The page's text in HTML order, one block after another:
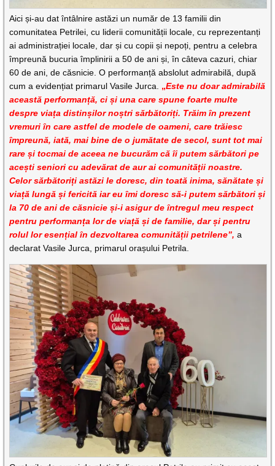
Aici și-au dat întâlnire astăzi un număr de 13 familii din
comunitatea Petrilei, cu liderii comunității locale, cu reprezentanți
ai administrației locale, dar și cu copii și nepoți, pentru a celebra
împreună bucuria împlinirii a 50 de ani și, în câteva cazuri, chiar
60 de ani, de căsnicie. O performanță abslolut admirabilă, după
cum a evidențiat primarul Vasile Jurca.
„Este nu doar admirabilă
această performanță, ci și una care spune foarte multe
despre viața distinșilor noștri sărbătoriți. Trăim în prezent
vremuri în care astfel de modele de oameni, care trăiesc
împreună, iată, mai bine de o jumătate de secol, sunt tot mai
rare și tocmai de aceea ne bucurăm că îi putem sărbători pe
acești seniori cu adevărat de aur ai comunității noastre.
Celor sărbătoriți astăzi le doresc, din toată inima, sănătate și
viață lungă și fericită iar eu îmi doresc să-i putem sărbători și
la 70 de ani de căsnicie și-i asigur de întregul meu respect
pentru performanța lor de viață și de familie, dar și pentru
rolul lor esențial în dezvoltarea comunității petrilene”, a
declarat Vasile Jurca, primarul orașului Petrila.